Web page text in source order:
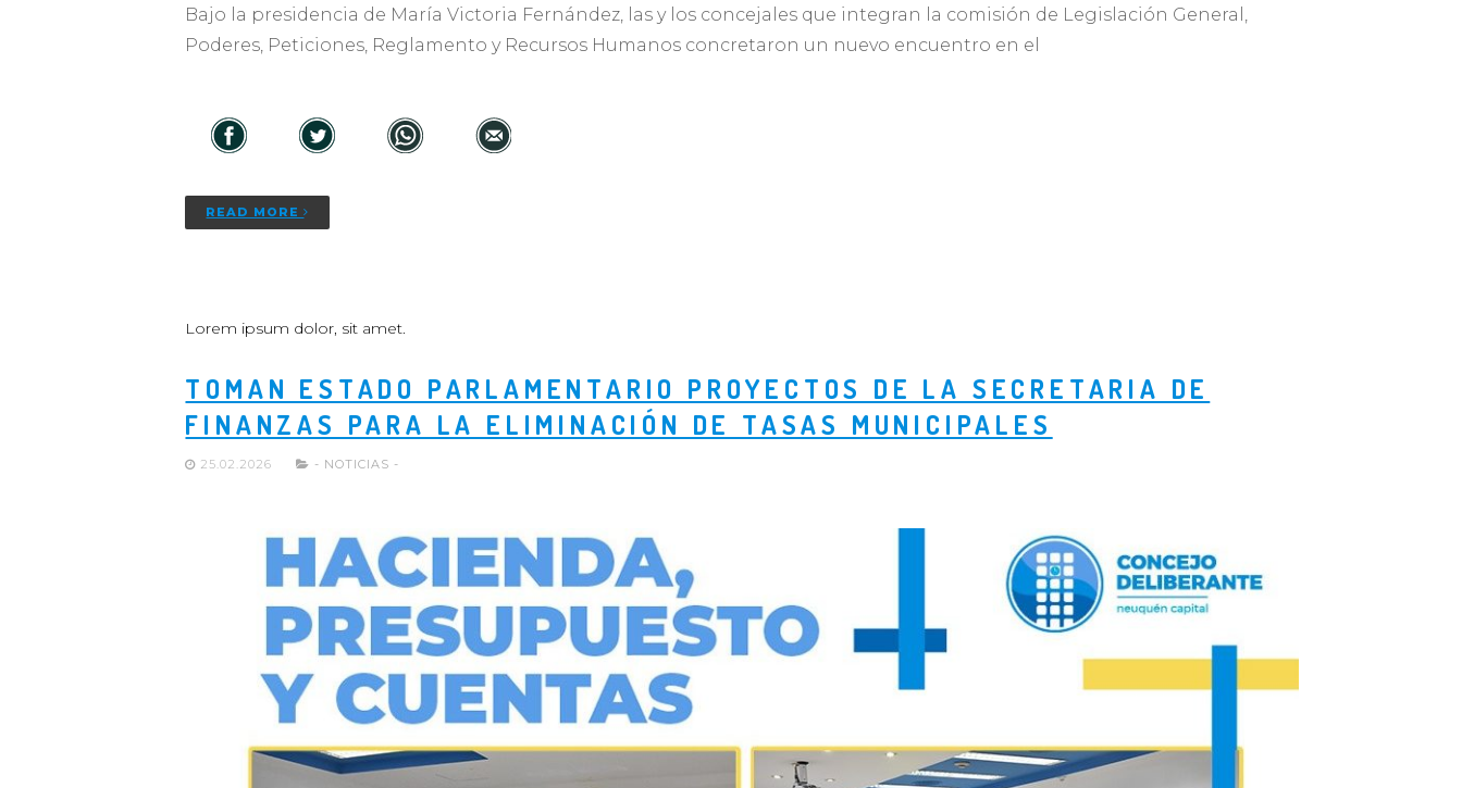
Bajo la presidencia de María Victoria Fernández, las y los concejales que integran la comisión de Legislación General,
Poderes, Peticiones, Reglamento y Recursos Humanos concretaron un nuevo encuentro en el
READ MORE
Lorem ipsum dolor, sit amet.
TOMAN ESTADO PARLAMENTARIO PROYECTOS DE LA SECRETARIA DE
FINANZAS PARA LA ELIMINACIÓN DE TASAS MUNICIPALES
25.02.2026 - NOTICIAS -